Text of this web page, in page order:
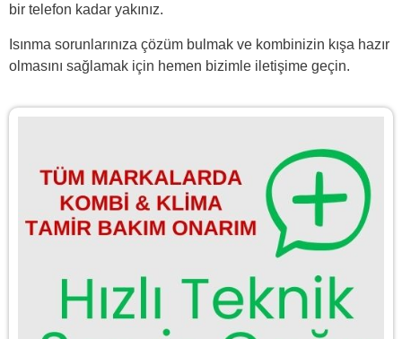
bir telefon kadar yakınız.
Isınma sorunlarınıza çözüm bulmak ve kombinizin kışa hazır
olmasını sağlamak için hemen bizimle iletişime geçin.